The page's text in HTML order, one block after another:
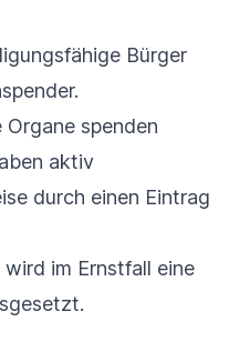
Bürger
spenden
aktiv
durch einen Eintrag
im Ernstfall eine